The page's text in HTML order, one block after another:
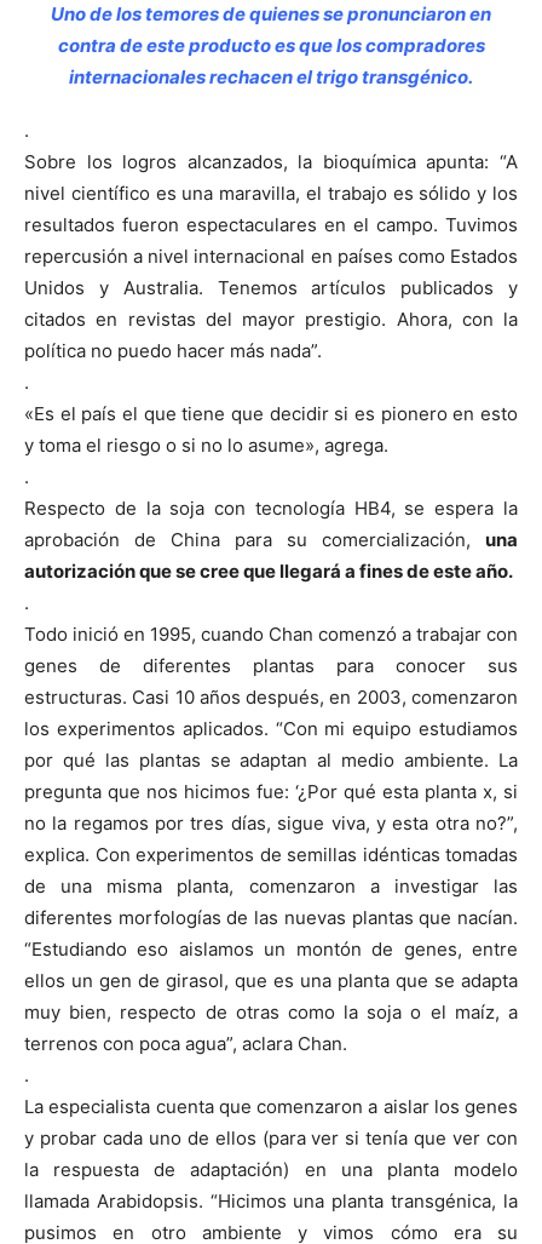
Uno de los temores de quienes se pronunciaron en
contra de este producto es que los compradores
internacionales rechacen el trigo transgénico.
.
Sobre los logros alcanzados, la bioquímica apunta: “A
nivel científico es una maravilla, el trabajo es sólido y los
resultados fueron espectaculares en el campo. Tuvimos
repercusión a nivel internacional en países como Estados
Unidos y Australia. Tenemos artículos publicados y
citados en revistas del mayor prestigio. Ahora, con la
política no puedo hacer más nada”.
.
«Es el país el que tiene que decidir si es pionero en esto
y toma el riesgo o si no lo asume», agrega.
.
Respecto de la soja con tecnología HB4, se espera la
aprobación de China para su comercialización, una
autorización que se cree que llegará a fines de este año.
.
Todo inició en 1995, cuando Chan comenzó a trabajar con
genes de diferentes plantas para conocer sus
estructuras. Casi 10 años después, en 2003, comenzaron
los experimentos aplicados. “Con mi equipo estudiamos
por qué las plantas se adaptan al medio ambiente. La
pregunta que nos hicimos fue: ‘¿Por qué esta planta x, si
no la regamos por tres días, sigue viva, y esta otra no?”,
explica. Con experimentos de semillas idénticas tomadas
de una misma planta, comenzaron a investigar las
diferentes morfologías de las nuevas plantas que nacían.
“Estudiando eso aislamos un montón de genes, entre
ellos un gen de girasol, que es una planta que se adapta
muy bien, respecto de otras como la soja o el maíz, a
terrenos con poca agua”, aclara Chan.
.
La especialista cuenta que comenzaron a aislar los genes
y probar cada uno de ellos (para ver si tenía que ver con
la respuesta de adaptación) en una planta modelo
llamada Arabidopsis. “Hicimos una planta transgénica, la
pusimos en otro ambiente y vimos cómo era su